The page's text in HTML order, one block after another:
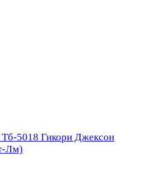
Тб-5018 Гикори Джексон
Лм)